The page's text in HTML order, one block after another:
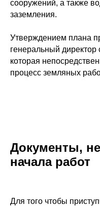
сооружений, а также
заземления.
Утверждением плана
генеральный директор
которая
процесс земляных
Документы,
начала работ
Для того чтобы